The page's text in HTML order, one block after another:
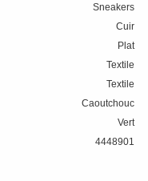
Sneakers
Cuir
Plat
Textile
Textile
Caoutchouc
Vert
4448901